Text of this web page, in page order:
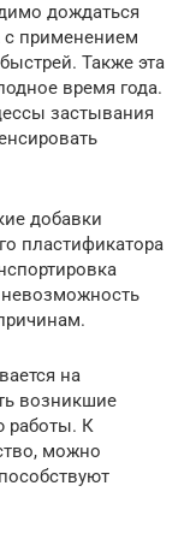
дождаться
с применением
Также эта
время года.
застывания
добавки
пластификатора
невозможность
на
возникшие
работы. К
можно